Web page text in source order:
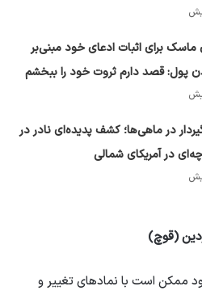
ماسک برای اثبات ادعای خود مبنی‌بر
پول: قصد دارم ثروت خود را ببخشم
در ماهی‌ها؛ کشف پدیده‌ای نادر در
در آمریکای شمالی
ممکن است با نمادهای تغییر و